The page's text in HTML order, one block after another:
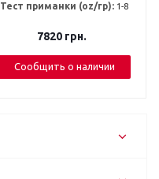
Тест приманки (oz/гр): 1-8
7820грн.
Сообщить о наличии